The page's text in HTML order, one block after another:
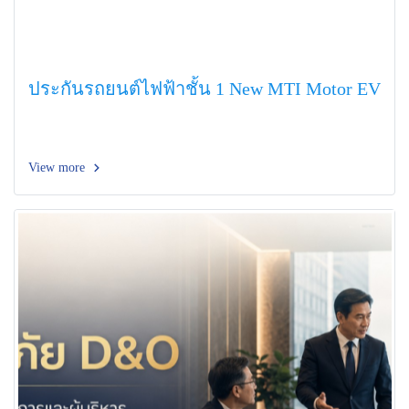
ประกันรถยนต์ไฟฟ้าชั้น 1 New MTI Motor EV
View more